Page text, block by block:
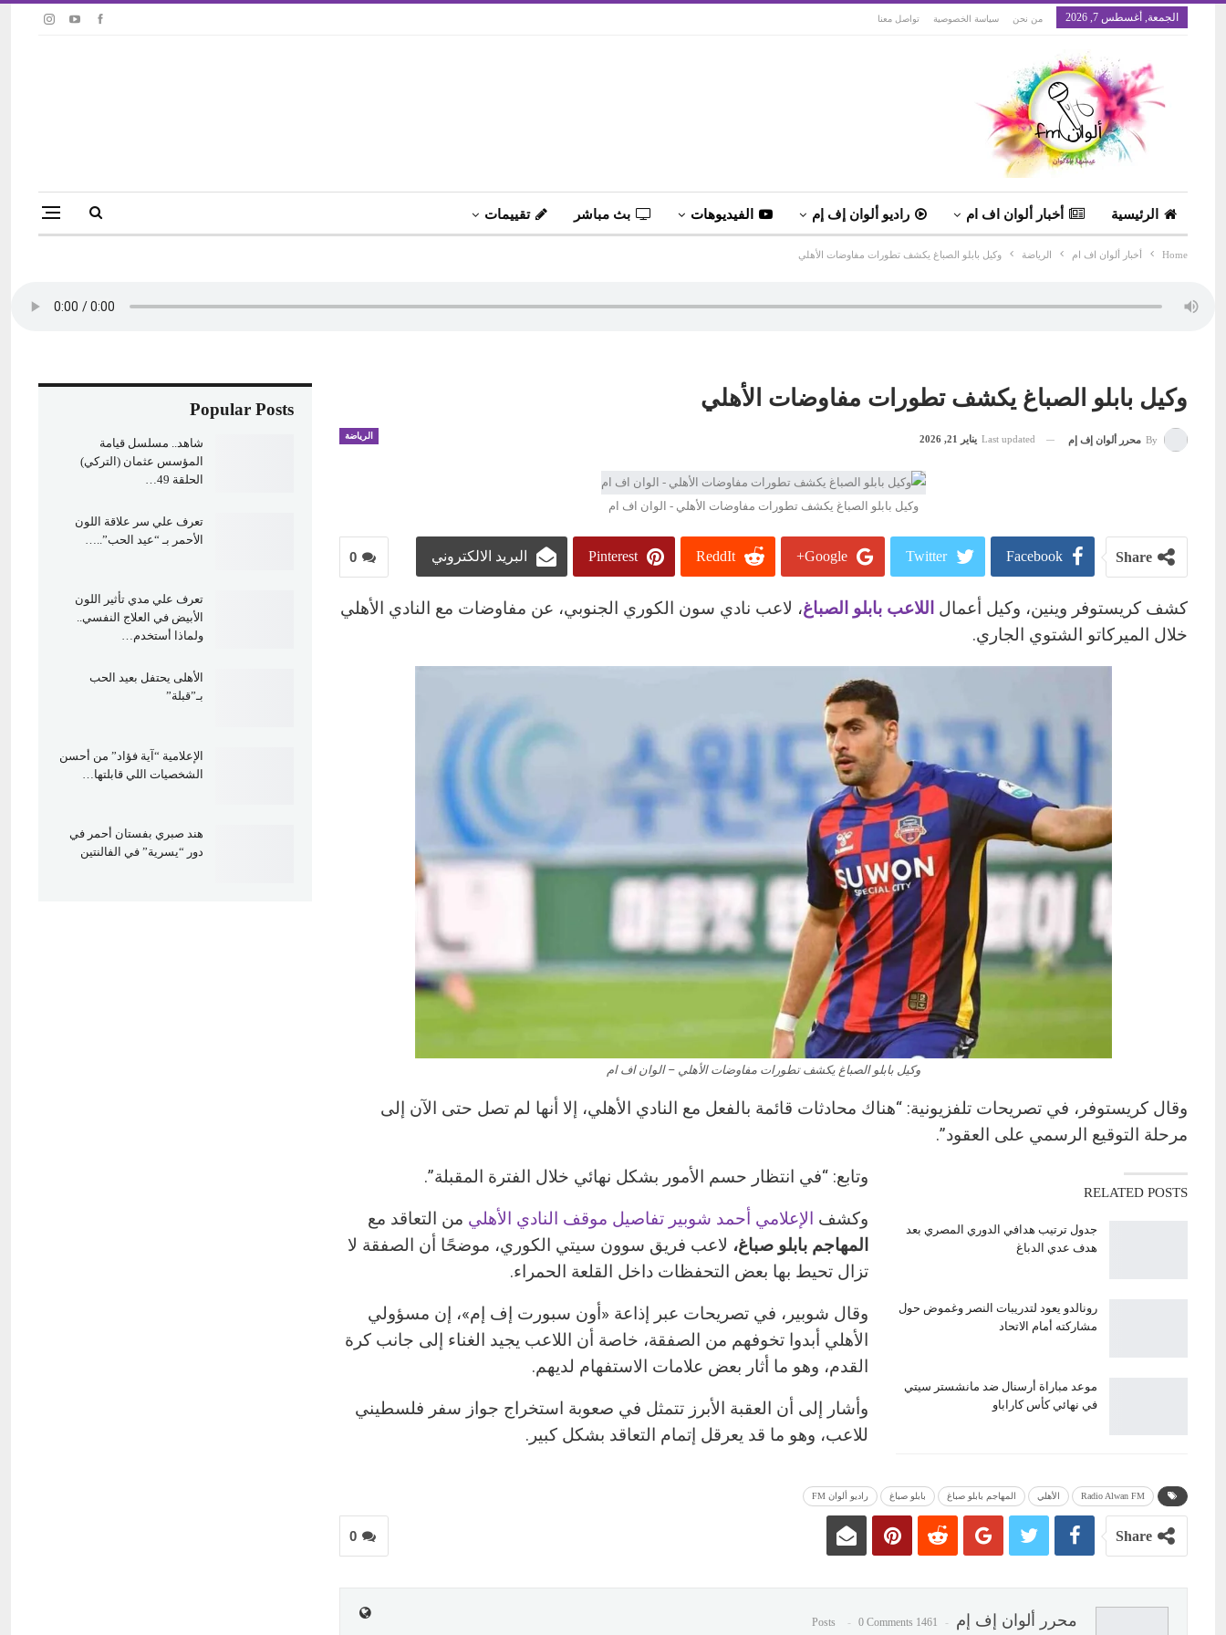
الجمعة, أغسطس 7, 2026 من نحن سياسة الخصوصية تواصل معنا
الرئيسية أخبار ألوان اف ام راديو ألوان إف إم الفيديوهات بث مباشر تقييمات
Home أخبار ألوان اف ام الرياضة وكيل بابلو الصباغ يكشف تطورات مفاوضات الأهلي
وكيل بابلو الصباغ يكشف تطورات مفاوضات الأهلي
الرياضة By محرر ألوان إف إم Last updated يناير 21, 2026
وكيل بابلو الصباغ يكشف تطورات مفاوضات الأهلي - الوان اف ام
0 Share
Facebook
Twitter
Google+
ReddIt
Pinterest البريد الالكتروني
كشف كريستوفر وينين، وكيل أعمال اللاعب بابلو الصباغ، لاعب نادي سون الكوري الجنوبي، عن مفاوضات مع النادي الأهلي
خلال الميركاتو الشتوي الجاري.
وكيل بابلو الصباغ يكشف تطورات مفاوضات الأهلي – الوان اف ام
وقال كريستوفر، في تصريحات تلفزيونية: “هناك محادثات قائمة بالفعل مع النادي الأهلي، إلا أنها لم تصل حتى الآن إلى
مرحلة التوقيع الرسمي على العقود”.
RELATED POSTS
جدول ترتيب هدافي الدوري المصري بعد
هدف عدي الدباغ
رونالدو يعود لتدريبات النصر وغموض حول
مشاركته أمام الاتحاد
موعد مباراة أرسنال ضد مانشستر سيتي
في نهائي كأس كاراباو
وتابع: “في انتظار حسم الأمور بشكل نهائي خلال الفترة المقبلة”.
وكشف الإعلامي أحمد شوبير تفاصيل موقف النادي الأهلي من التعاقد مع
المهاجم بابلو صباغ، لاعب فريق سوون سيتي الكوري، موضحًا أن الصفقة لا
تزال تحيط بها بعض التحفظات داخل القلعة الحمراء.
وقال شوبير، في تصريحات عبر إذاعة «أون سبورت إف إم»، إن مسؤولي
الأهلي أبدوا تخوفهم من الصفقة، خاصة أن اللاعب يجيد الغناء إلى جانب كرة
القدم، وهو ما أثار بعض علامات الاستفهام لديهم.
وأشار إلى أن العقبة الأبرز تتمثل في صعوبة استخراج جواز سفر فلسطيني
للاعب، وهو ما قد يعرقل إتمام التعاقد بشكل كبير.
Radio Alwan FM الأهلي المهاجم بابلو صباغ بابلو صباغ راديو ألوان FM
0 Share
محرر ألوان إف إم 1461 Posts
0 Comments
Popular Posts
شاهد.. مسلسل قيامة
المؤسس عثمان (التركي)
الحلقة 49…
تعرف علي سر علاقة اللون
الأحمر بـ “عيد الحب”..…
تعرف علي مدي تأثير اللون
الأبيض في العلاج النفسي..
ولماذا أستخدم…
الأهلى يحتفل بعيد الحب
بـ”قبلة”
الإعلامية “آية فؤاد” من أحسن
الشخصيات اللي قابلتها…
هند صبري بفستان أحمر في
دور “يسرية” في الفالنتين